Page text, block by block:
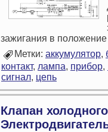
зажигания в
Метки: аккумулятор,
контакт, лампа, прибор,
сигнал, цепь
Клапан